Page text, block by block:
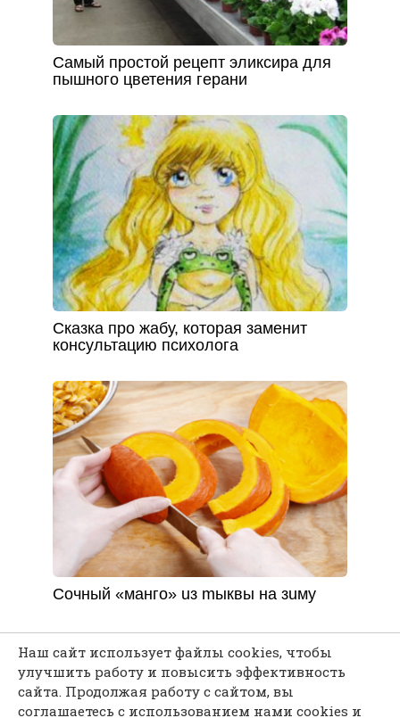
Самый простой рецепт эликсира для
пышного цветения герани
Сказка про жабу, которая заменит
консультацию психолога
Coчный «мaнгo» uз mыквы нa зuму
Каждая мелочь может послужить твоему
Наш сайт использует файлы cookies, чтобы
улучшить работу и повысить эффективность
сайта. Продолжая работу с сайтом, вы
соглашаетесь с использованием нами cookies и